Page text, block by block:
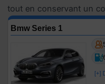
tout en conservant un
Bmw Series 1
[+]